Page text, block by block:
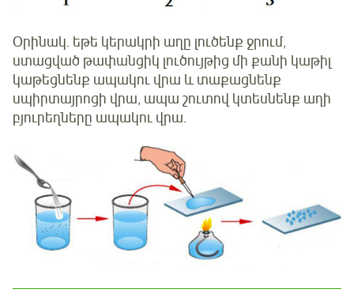
Օրինակ. եթե կերակրի աղը լուծենք ջրում,
ստացված թափանցիկ լուծույթից մի քանի կաթիլ
կաթեցնենք ապակու վրա և տաքացնենք
սպիրտայրոցի վրա, ապա շուտով կտեսնենք աղի
բյուրեղները ապակու վրա.